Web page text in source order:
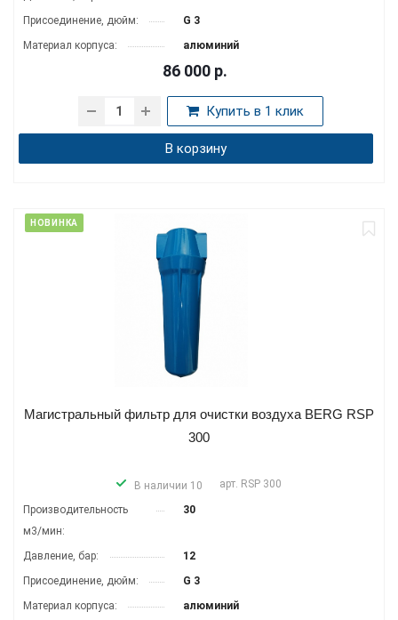
Присоединение, дюйм:
G 3
Материал корпуса:
алюминий
86 000 р.
Купить в 1 клик
В корзину
НОВИНКА
Магистральный фильтр для очистки воздуха BERG RSP
300
В наличии 10 арт. RSP 300
Производитель­ность
м3/мин:
30
Давление, бар:
12
Присоединение, дюйм:
G 3
Материал корпуса:
алюминий